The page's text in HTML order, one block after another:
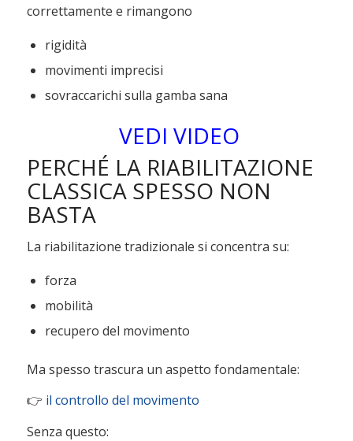
correttamente e rimangono
rigidità
movimenti imprecisi
sovraccarichi sulla gamba sana
VEDI VIDEO
PERCHÉ LA RIABILITAZIONE
CLASSICA SPESSO NON
BASTA
La riabilitazione tradizionale si concentra su:
forza
mobilità
recupero del movimento
Ma spesso trascura un aspetto fondamentale:
👉 il controllo del movimento
Senza questo: